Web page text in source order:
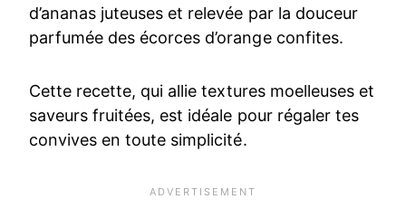
d’ananas juteuses et relevée par la douceur
parfumée des écorces d’orange confites.
Cette recette, qui allie textures moelleuses et
saveurs fruitées, est idéale pour régaler tes
convives en toute simplicité.